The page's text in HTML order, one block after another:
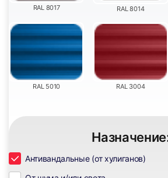
16
RAL 8017 RAL 8014
RAL 5010 RAL 3004
Антивандальные (от хулиганов)